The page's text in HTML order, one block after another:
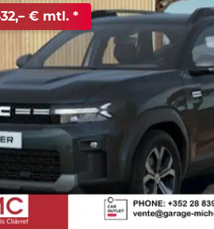
€ mtl.